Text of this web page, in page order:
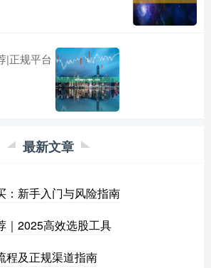
|正规平台
最新文章
：新手入门与风险指南
｜2025高效选股工具
程及正规渠道指南